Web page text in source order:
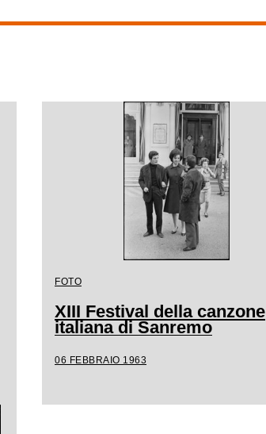
FOTO
XIII Festival della canzone
italiana di Sanremo
06 FEBBRAIO 1963